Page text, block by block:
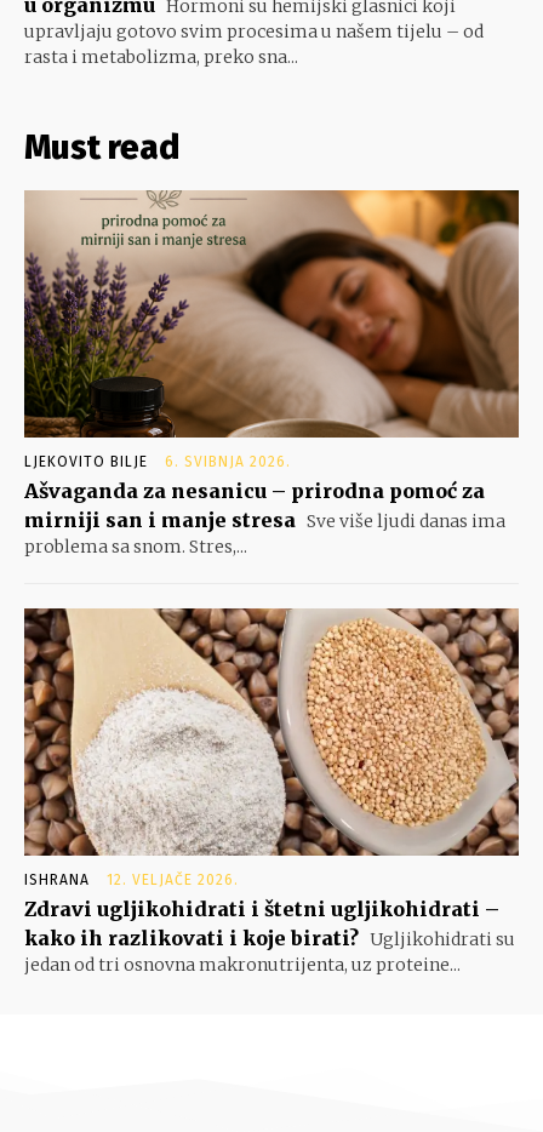
Hormoni su hemijski glasnici koji
upravljaju gotovo svim procesima u našem tijelu – od
rasta i metabolizma, preko sna...
Must read
LJEKOVITO BILJE 6. SVIBNJA 2026.
Ašvaganda za nesanicu – prirodna pomoć za
mirniji san i manje stresa Sve više ljudi danas ima
problema sa snom. Stres,...
ISHRANA 12. VELJAČE 2026.
Zdravi ugljikohidrati i štetni ugljikohidrati –
kako ih razlikovati i koje birati? Ugljikohidrati su
jedan od tri osnovna makronutrijenta, uz proteine...